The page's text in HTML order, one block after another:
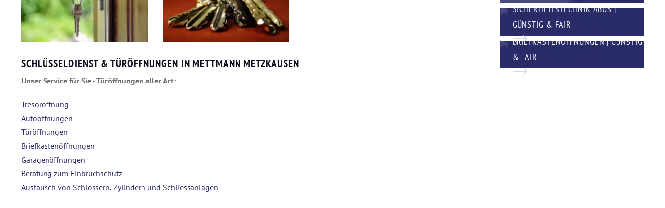
SCHLÜSSELDIENST & TÜRÖFFNUNGEN IN METTMANN METZKAUSEN
Unser Service für Sie - Türöffnungen aller Art:
Tresoröffnung
Autoöffnungen
Türöffnungen
Briefkastenöffnungen
Garagenöffnungen
Beratung zum Einbruchschutz
Austausch von Schlössern, Zylindern und Schliessanlagen
SICHERHEITSTECHNIK ABUS |
GÜNSTIG & FAIR
BRIEFKASTENÖFFNUNGEN | GÜNSTIG
& FAIR